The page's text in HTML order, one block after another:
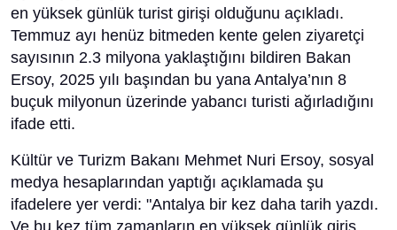
en yüksek günlük turist girişi olduğunu açıkladı.
Temmuz ayı henüz bitmeden kente gelen ziyaretçi
sayısının 2.3 milyona yaklaştığını bildiren Bakan
Ersoy, 2025 yılı başından bu yana Antalya’nın 8
buçuk milyonun üzerinde yabancı turisti ağırladığını
ifade etti.
Kültür ve Turizm Bakanı Mehmet Nuri Ersoy, sosyal
medya hesaplarından yaptığı açıklamada şu
ifadelere yer verdi: "Antalya bir kez daha tarih yazdı.
Ve bu kez tüm zamanların en yüksek günlük giriş